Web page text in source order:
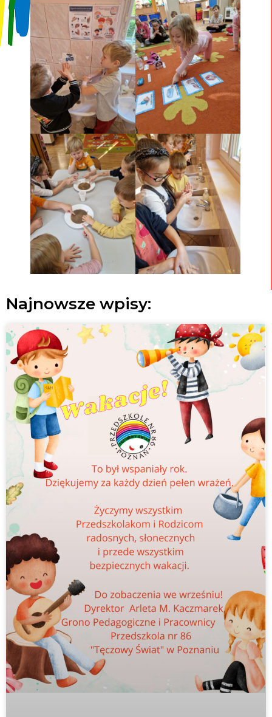
Najnowsze wpisy: